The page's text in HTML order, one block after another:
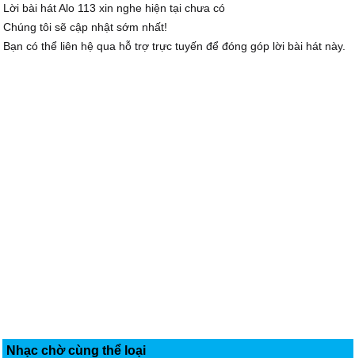
Lời bài hát Alo 113 xin nghe hiện tại chưa có
Chúng tôi sẽ cập nhật sớm nhất!
Bạn có thể liên hệ qua hỗ trợ trực tuyến để đóng góp lời bài hát này.
Nhạc chờ cùng thể loại